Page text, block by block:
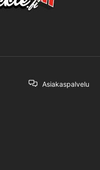
Asiakaspalvelu